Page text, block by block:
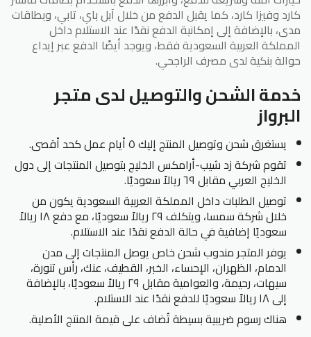
كارد وفيزا كارد، كما يقبل الدفع من خلال آبل باي، تابي، وبطاقات
مدى، بالإضافة إلى إمكانية الدفع نقدًا عند الاستلام داخل
المملكة العربية السعودية فقط، ويوجد أيضًا الدفع عبر إيداع
حوالة بنكية لدى مصرف الراجحي.
خدمة الشحن والتوصيل لدى متجر
البرواز
يستغرق شحن وتوصيل المنتج إليك ٥ أيام عمل كحد أقصى.
تقوم شركة زد شيب-أرامكس الخليج بتوصيل المنتجات إلى دول
الخليج العربي مقابل ٦٩ ريالاً سعوديًا.
توصيل الطلبات داخل المملكة العربية السعودية يكون من
خلال شركة سمسا، ويتكلف ٢٩ ريالاً سعوديًا، مع دفع ١٨ ريالاً
سعوديًا إضافية في حالة الدفع نقدًا عند الاستلام.
يوفر المتجر مندوب شحن خاص يوصل المنتجات إلى مدن
الدمام، الظهران، الإحساء، الخبر، القطيف، عنك، رأس تنورة،
سيهات، رحيمة، والعوامية مقابل ٢٩ ريالاً سعوديًا، بالإضافة
إلى ١٨ ريالاً سعوديًا للدفع نقدًا عند الاستلام.
هناك رسوم ضريبية بسيطة تُضاف على قيمة المنتج الأصلية.